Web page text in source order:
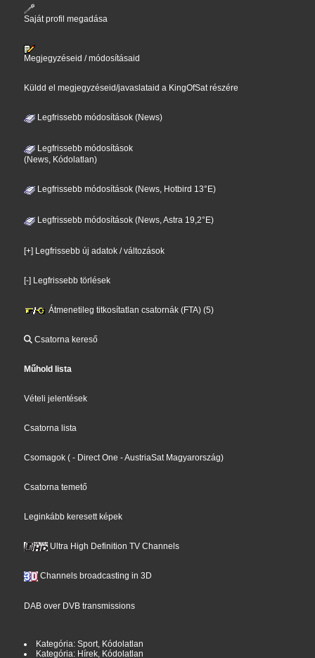
Saját profil megadása
Megjegyzéseid / módosításaid
Küldd el megjegyzéseid/javaslataid a KingOfSat részére
Legfrissebb módosítások (News)
Legfrissebb módosítások
(News, Kódolatlan)
Legfrissebb módosítások (News, Hotbird 13°E)
Legfrissebb módosítások (News, Astra 19,2°E)
[+] Legfrissebb új adatok / változások
[-] Legfrissebb törlések
Átmenetileg titkosítatlan csatornák (FTA) (5)
Csatorna kereső
Műhold lista
Vételi jelentések
Csatorna lista
Csomagok (- Direct One - AustriaSat Magyarország)
Csatorna temető
Leginkább keresett képek
Ultra High Definition TV Channels
Channels broadcasting in 3D
DAB over DVB transmissions
Kategória: Sport, Kódolatlan
Kategória: Hírek, Kódolatlan